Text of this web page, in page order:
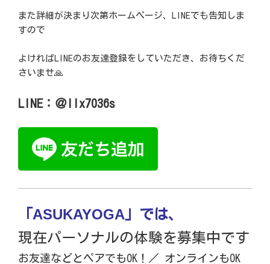
また詳細が決まり次第ホームページ、LINEでも告知しま
すので
よければLINEのお友達登録をしていただき、お待ちくだ
さいませ🙏
LINE：＠llx7036s
ASUKAYOGA 」では、
現在パーソナルの体験を募集中です
お友達などとペアでもOK！／ オンラインもOK